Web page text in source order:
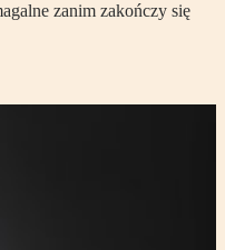
zanim zakończy się